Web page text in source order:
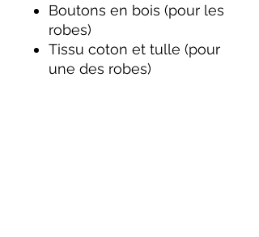
Boutons en bois (pour les
robes)
Tissu coton et tulle (pour
une des robes)